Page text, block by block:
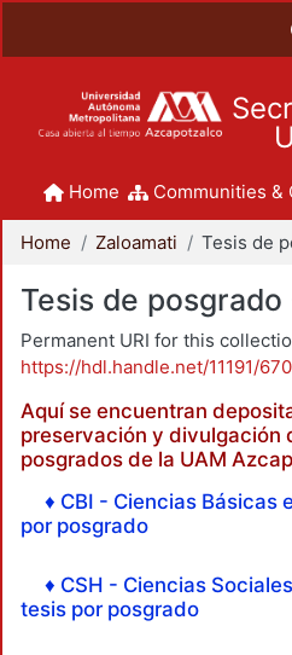
Home Communities &
Home Zaloamati
Tesis de
Permanent URI for this
https://hdl.handle.net/11191/
Aquí se encuentran
preservación y divulgación
posgrados de la UAM
♦ CBI - Ciencias Básicas
por posgrado
♦ CSH - Ciencias
tesis por posgrado